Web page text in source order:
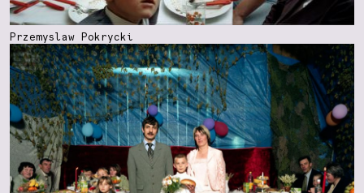
Przemyslaw Pokrycki